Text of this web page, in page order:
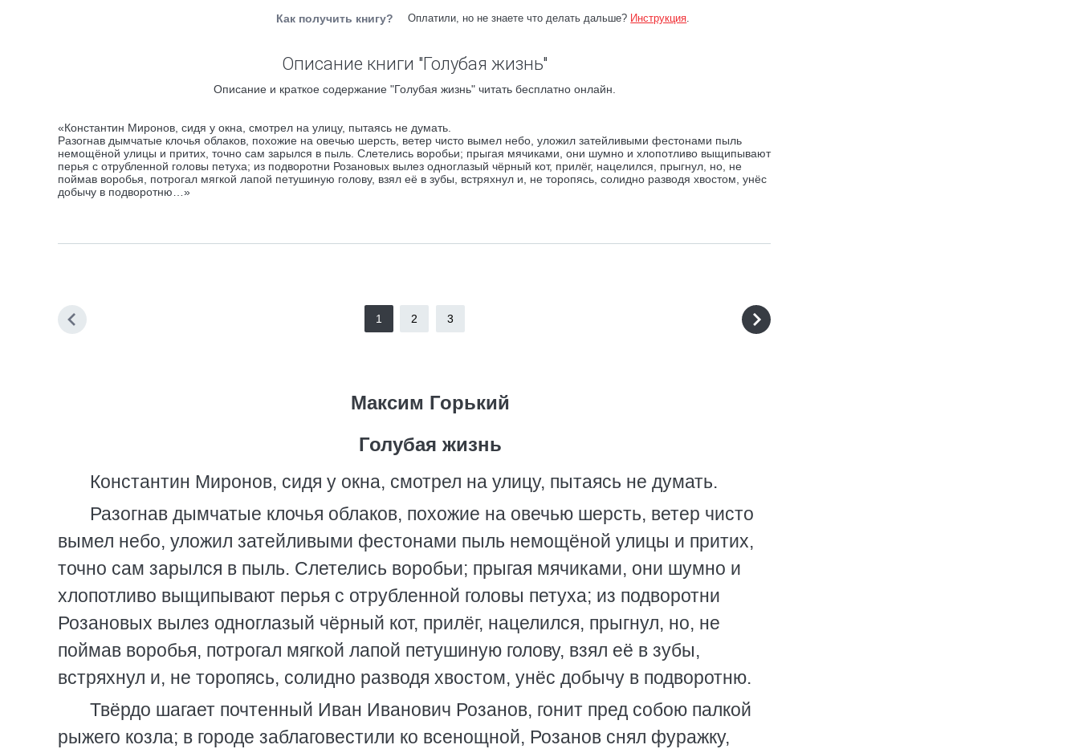
Как получить книгу? Оплатили, но не знаете что делать дальше? Инструкция.
Описание книги "Голубая жизнь"
Описание и краткое содержание "Голубая жизнь" читать бесплатно онлайн.
«Константин Миронов, сидя у окна, смотрел на улицу, пытаясь не думать.
Разогнав дымчатые клочья облаков, похожие на овечью шерсть, ветер чисто вымел небо, уложил затейливыми фестонами пыль
немощёной улицы и притих, точно сам зарылся в пыль. Слетелись воробьи; прыгая мячиками, они шумно и хлопотливо выщипывают
перья с отрубленной головы петуха; из подворотни Розановых вылез одноглазый чёрный кот, прилёг, нацелился, прыгнул, но, не
поймав воробья, потрогал мягкой лапой петушиную голову, взял её в зубы, встряхнул и, не торопясь, солидно разводя хвостом, унёс
добычу в подворотню…»
1 2 3
Максим Горький
Голубая жизнь
Константин Миронов, сидя у окна, смотрел на улицу, пытаясь не думать.
Разогнав дымчатые клочья облаков, похожие на овечью шерсть, ветер чисто
вымел небо, уложил затейливыми фестонами пыль немощёной улицы и притих,
точно сам зарылся в пыль. Слетелись воробьи; прыгая мячиками, они шумно и
хлопотливо выщипывают перья с отрубленной головы петуха; из подворотни
Розановых вылез одноглазый чёрный кот, прилёг, нацелился, прыгнул, но, не
поймав воробья, потрогал мягкой лапой петушиную голову, взял её в зубы,
встряхнул и, не торопясь, солидно разводя хвостом, унёс добычу в подворотню.
Твёрдо шагает почтенный Иван Иванович Розанов, гонит пред собою палкой
рыжего козла; в городе заблаговестили ко всенощной, Розанов снял фуражку,